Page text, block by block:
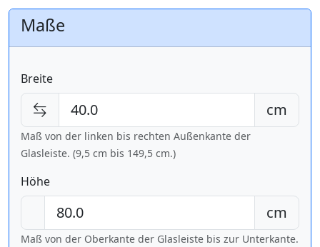
Maße
Breite
cm
Maß von der linken bis rechten Außenkante der
Glasleiste. (9,5 cm bis 149,5 cm.)
Höhe
cm
Maß von der Oberkante der Glasleiste bis zur Unterkante.